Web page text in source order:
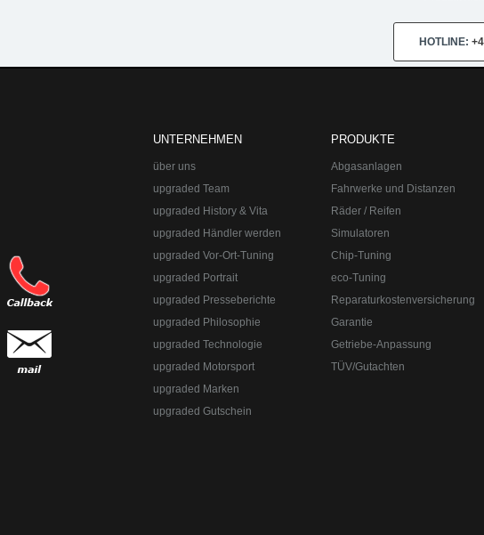
HOTLINE:
8382-3049491
upgraded Automotive Group - das Original aus Lindau am Bodensee. Der
Straße:
Ort:48529 Nordhorn
UNTERNEHMEN
über uns
upgraded Team
upgraded History & Vita
upgraded Händler werden
upgraded Vor-Ort-Tuning
upgraded Portrait
upgraded Presseberichte
upgraded Philosophie
upgraded Technologie
upgraded Motorsport
upgraded Marken
upgraded Gutschein
PRODUKTE
Abgasanlagen
Fahrwerke und Distanzen
Räder / Reifen
Simulatoren
Chip-Tuning
eco-Tuning
Reparaturkostenversicherung
Garantie
Getriebe-Anpassung
TÜV/Gutachten